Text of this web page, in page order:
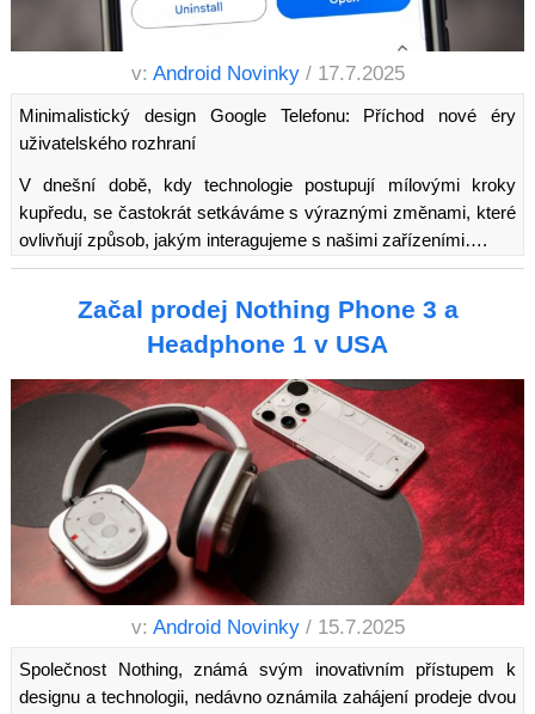
v: Android Novinky / 17.7.2025
Minimalistický design Google Telefonu: Příchod nové éry
uživatelského rozhraní
V dnešní době, kdy technologie postupují mílovými kroky
kupředu, se častokrát setkáváme s výraznými změnami, které
ovlivňují způsob, jakým interagujeme s našimi zařízeními….
Začal prodej Nothing Phone 3 a
Headphone 1 v USA
v: Android Novinky / 15.7.2025
Společnost Nothing, známá svým inovativním přístupem k
designu a technologii, nedávno oznámila zahájení prodeje dvou